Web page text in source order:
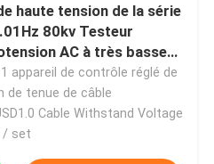
haute tension de la série
80kv Testeur
AC à très basse
1 appareil de contrôle réglé de
de tenue de câble
Cable Withstand Voltage
/ set